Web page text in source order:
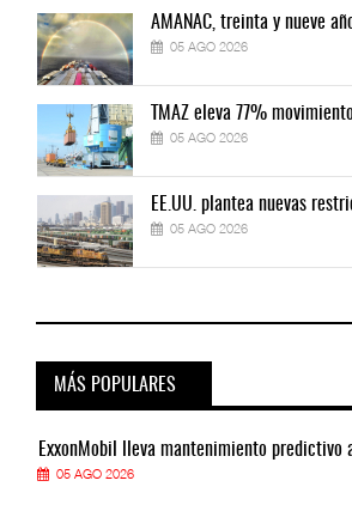
AMANAC, treinta y nueve
05 AGO 2026
TMAZ eleva 77%
05 AGO 2026
EE.UU. plantea nuevas
05 AGO 2026
MÁS POPULARES
ExxonMobil lleva mantenimiento predictivo
05 AGO 2026